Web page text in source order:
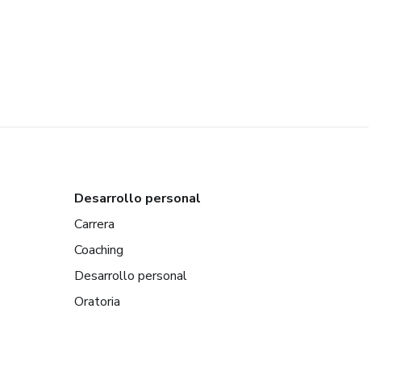
Desarrollo personal
Carrera
Coaching
Desarrollo personal
Oratoria